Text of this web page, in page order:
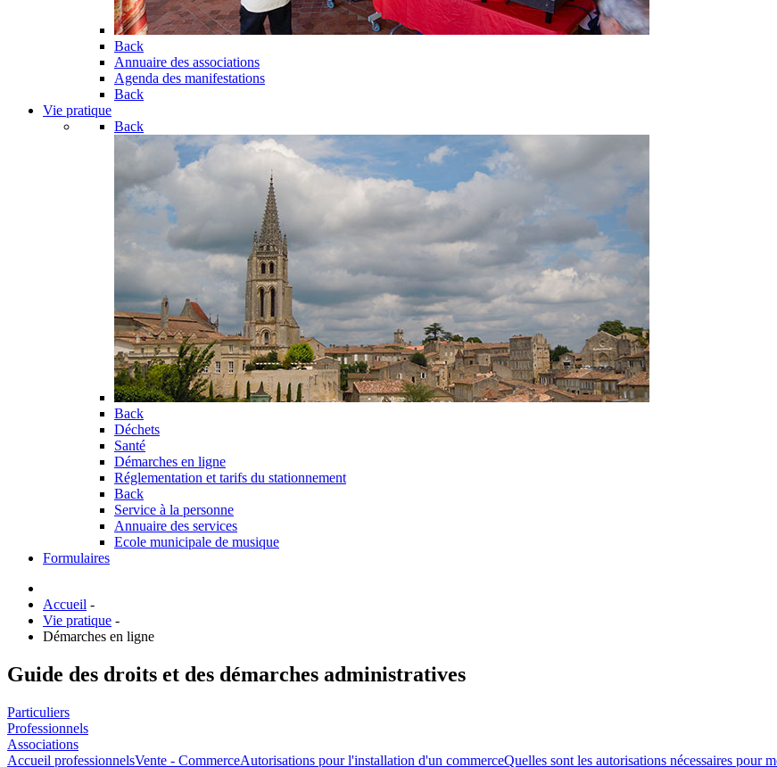
Back
Annuaire des associations
Agenda des manifestations
Back
Vie pratique
Back
Back
Déchets
Santé
Démarches en ligne
Réglementation et tarifs du stationnement
Back
Service à la personne
Annuaire des services
Ecole municipale de musique
Formulaires
Accueil -
Vie pratique -
Démarches en ligne
Guide des droits et des démarches administratives
Particuliers
Professionnels
Associations
Accueil professionnelsVente - CommerceAutorisations pour l'installation d'un commerceQuelles sont les autorisations nécessaires pour